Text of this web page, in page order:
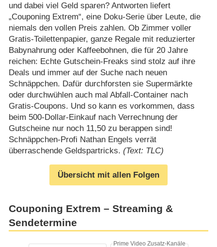
und dabei viel Geld sparen? Antworten liefert
„Couponing Extrem“, eine Doku-Serie über Leute, die
niemals den vollen Preis zahlen. Ob Zimmer voller
Gratis-Toilettenpapier, ganze Regale mit reduzierter
Babynahrung oder Kaffeebohnen, die für 20 Jahre
reichen: Echte Gutschein-Freaks sind stolz auf ihre
Deals und immer auf der Suche nach neuen
Schnäppchen. Dafür durchforsten sie Supermärkte
oder durchwühlen auch mal Abfall-Container nach
Gratis-Coupons. Und so kann es vorkommen, dass
beim 500-Dollar-Einkauf nach Verrechnung der
Gutscheine nur noch 11,50 zu berappen sind!
Schnäppchen-Profi Nathan Engels verrät
überraschende Geldspartricks. (Text: TLC)
Übersicht mit allen Folgen
Couponing Extrem – Streaming &
Sendetermine
Prime Video Zusatz-Kanäle